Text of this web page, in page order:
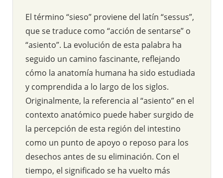
El término “sieso” proviene del latín “sessus”,
que se traduce como “acción de sentarse” o
“asiento”. La evolución de esta palabra ha
seguido un camino fascinante, reflejando
cómo la anatomía humana ha sido estudiada
y comprendida a lo largo de los siglos.
Originalmente, la referencia al “asiento” en el
contexto anatómico puede haber surgido de
la percepción de esta región del intestino
como un punto de apoyo o reposo para los
desechos antes de su eliminación. Con el
tiempo, el significado se ha vuelto más